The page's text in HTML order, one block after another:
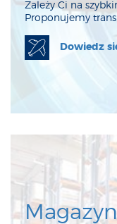
Zależy Ci na
Proponujemy
Dowiedz